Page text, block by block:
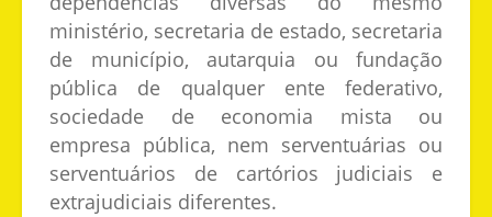
ministério, secretaria de estado, secretaria
de município, autarquia ou fundação
pública de qualquer ente federativo,
sociedade de economia mista ou
empresa pública, nem serventuárias ou
serventuários de cartórios judiciais e
extrajudiciais diferentes.